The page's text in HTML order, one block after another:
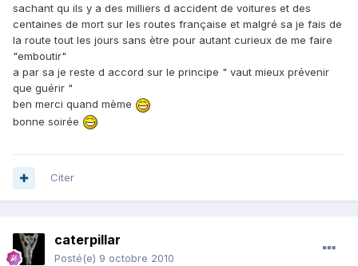
sachant qu ils y a des milliers d accident de voitures et des
centaines de mort sur les routes française et malgré sa je fais de
la route tout les jours sans ètre pour autant curieux de me faire
"emboutir"
a par sa je reste d accord sur le principe " vaut mieux prévenir
que guérir "
ben merci quand mème
bonne soirée
Citer
caterpillar
Posté(e) 9 octobre 2010